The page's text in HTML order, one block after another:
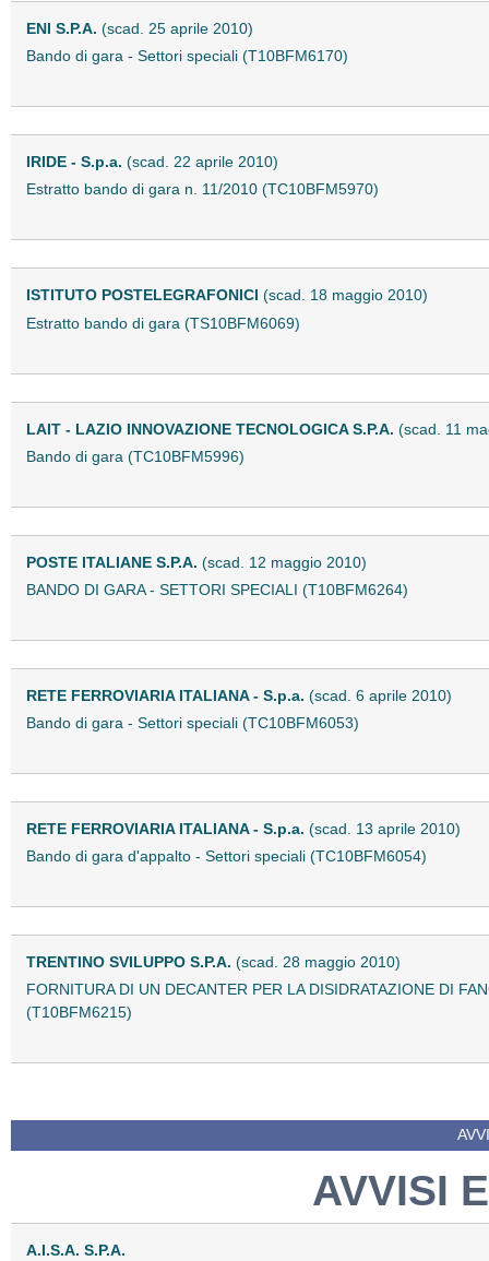
ENI S.P.A. (scad. 25 aprile 2010)
Bando di gara - Settori speciali (T10BFM6170)
IRIDE - S.p.a. (scad. 22 aprile 2010)
Estratto bando di gara n. 11/2010 (TC10BFM5970)
ISTITUTO POSTELEGRAFONICI (scad. 18 maggio 2010)
Estratto bando di gara (TS10BFM6069)
LAIT - LAZIO INNOVAZIONE TECNOLOGICA S.P.A. (scad. 11
Bando di gara (TC10BFM5996)
POSTE ITALIANE S.P.A. (scad. 12 maggio 2010)
BANDO DI GARA - SETTORI SPECIALI (T10BFM6264)
RETE FERROVIARIA ITALIANA - S.p.a. (scad. 6 aprile 2010)
Bando di gara - Settori speciali (TC10BFM6053)
RETE FERROVIARIA ITALIANA - S.p.a. (scad. 13 aprile 2010)
Bando di gara d'appalto - Settori speciali (TC10BFM6054)
TRENTINO SVILUPPO S.P.A. (scad. 28 maggio 2010)
FORNITURA DI UN DECANTER PER LA DISIDRATAZIONE DI
(T10BFM6215)
AVVISI
A.I.S.A. S.P.A.